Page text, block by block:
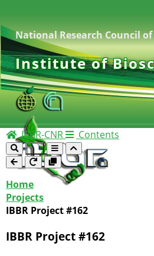
National Research Council
Institute of
IBBR-CNR Contents
Home
Projects
IBBR Project #162
IBBR Project #162